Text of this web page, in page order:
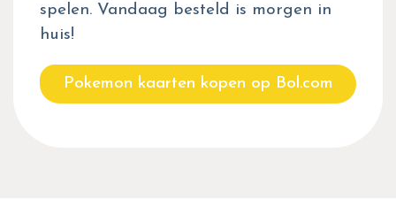
spelen. Vandaag besteld is morgen in
huis!
Pokemon kaarten kopen op Bol.com